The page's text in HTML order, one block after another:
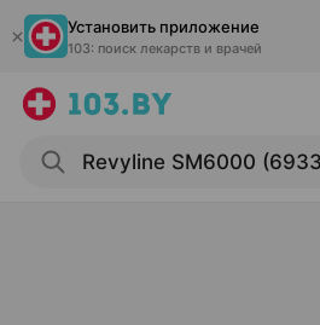
Установить приложение
103: поиск лекарств и врачей